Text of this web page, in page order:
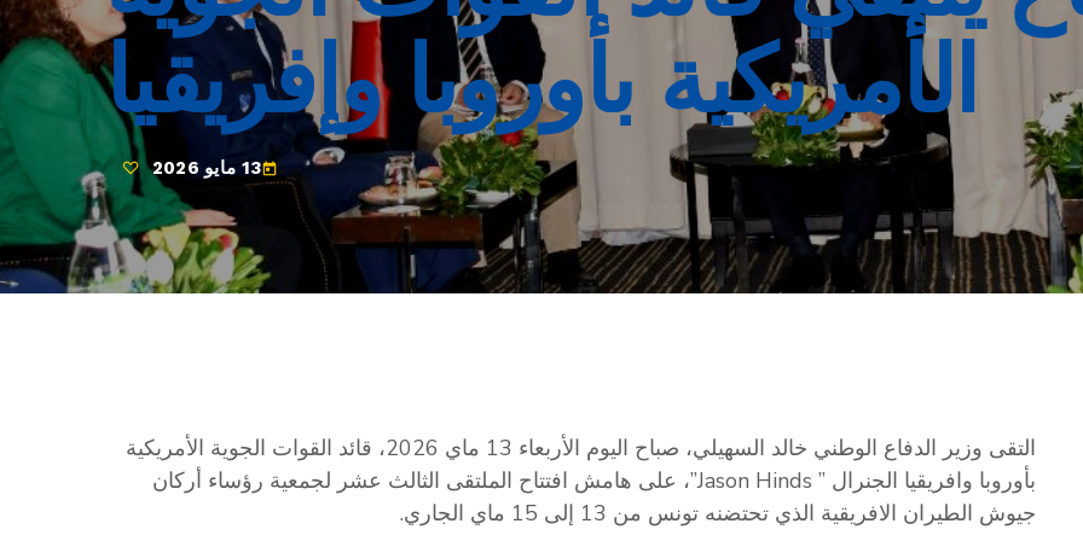
الأمريكية بأوروبا وإفريقيا
today13 مايو 2026
التقى وزير الدفاع الوطني خالد السهيلي، صباح اليوم الأربعاء 13 ماي 2026، قائد القوات الجوية الأمريكية
بأوروبا وافريقيا الجنرال ” Jason Hinds”، على هامش افتتاح الملتقى الثالث عشر لجمعية رؤساء أركان
جيوش الطيران الافريقية الذي تحتضنه تونس من 13 إلى 15 ماي الجاري.